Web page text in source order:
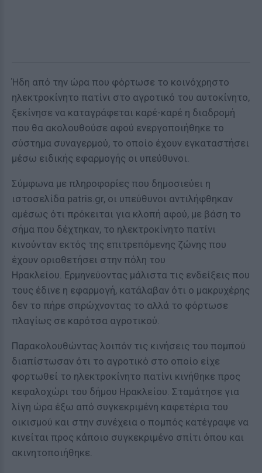
Ήδη από την ώρα που φόρτωσε το κοινόχρηστο
ηλεκτροκίνητο πατίνι στο αγροτικό του αυτοκίνητο,
ξεκίνησε να καταγράφεται καρέ-καρέ η διαδρομή
που θα ακολουθούσε αφού ενεργοποιήθηκε το
σύστημα συναγερμού, το οποίο έχουν εγκαταστήσει
μέσω ειδικής εφαρμογής οι υπεύθυνοι.
Σύμφωνα με πληροφορίες που δημοσιεύει η
ιστοσελίδα patris.gr, οι υπεύθυνοι αντιλήφθηκαν
αμέσως ότι πρόκειται για κλοπή αφού, με βάση το
σήμα που δέχτηκαν, το ηλεκτροκίνητο πατίνι
κινούνταν εκτός της επιτρεπόμενης ζώνης που
έχουν οριοθετήσει στην πόλη του
Ηρακλείου. Ερμηνεύοντας μάλιστα τις ενδείξεις που
τους έδινε η εφαρμογή, κατάλαβαν ότι ο μακρυχέρης
δεν το πήρε σπρώχνοντας το αλλά το φόρτωσε
πλαγίως σε καρότσα αγροτικού.
Παρακολουθώντας λοιπόν τις κινήσεις του πομπού
διαπίστωσαν ότι το αγροτικό στο οποίο είχε
φορτωθεί το ηλεκτροκίνητο πατίνι κινήθηκε προς
κεφαλοχώρι του δήμου Ηρακλείου. Σταμάτησε για
λίγη ώρα έξω από συγκεκριμένη καφετέρια του
οικισμού και στην συνέχεια ο πομπός κατέγραψε να
κινείται προς κάποιο συγκεκριμένο σπίτι όπου και
ακινητοποιήθηκε.